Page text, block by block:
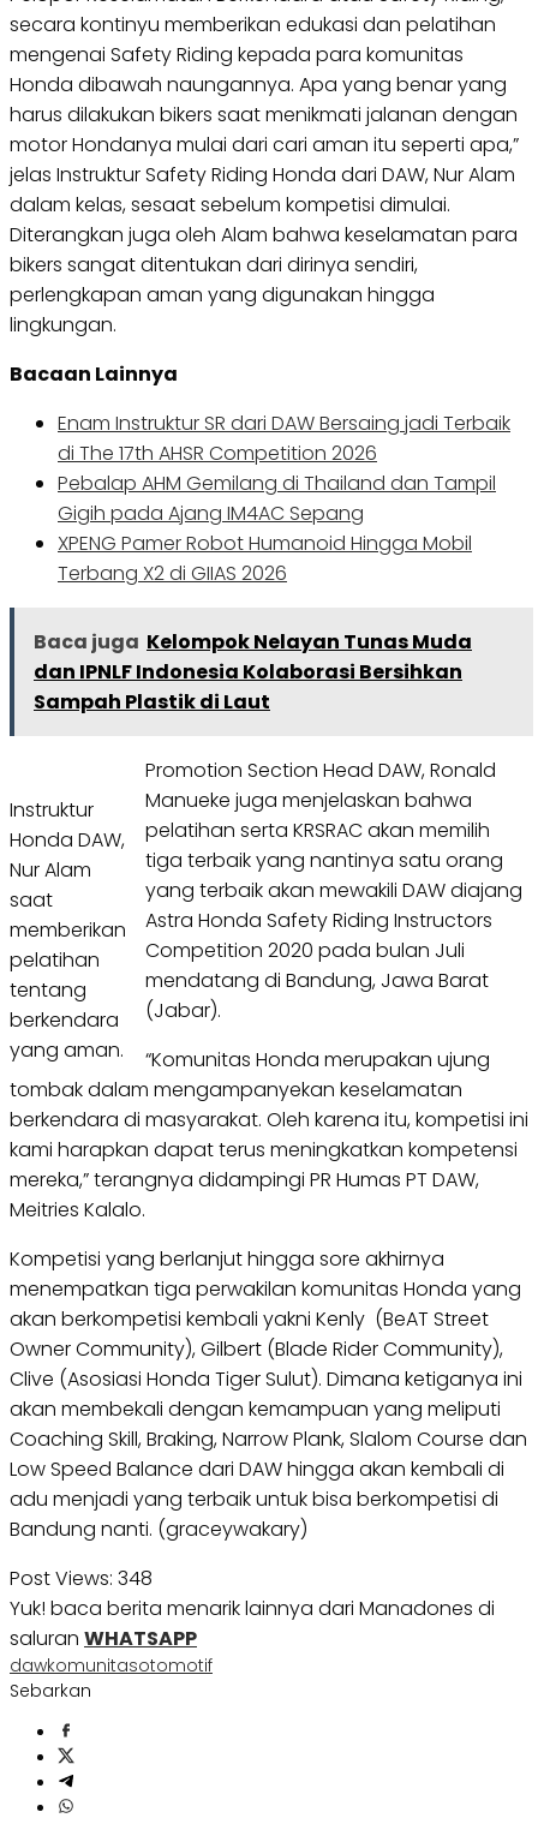
secara kontinyu memberikan edukasi dan pelatihan
mengenai Safety Riding kepada para komunitas
Honda dibawah naungannya. Apa yang benar yang
harus dilakukan bikers saat menikmati jalanan dengan
motor Hondanya mulai dari cari aman itu seperti apa,”
jelas Instruktur Safety Riding Honda dari DAW, Nur Alam
dalam kelas, sesaat sebelum kompetisi dimulai.
Diterangkan juga oleh Alam bahwa keselamatan para
bikers sangat ditentukan dari dirinya sendiri,
perlengkapan aman yang digunakan hingga
lingkungan.
Bacaan Lainnya
Enam Instruktur SR dari DAW Bersaing jadi Terbaik
di The 17th AHSR Competition 2026
Pebalap AHM Gemilang di Thailand dan Tampil
Gigih pada Ajang IM4AC Sepang
XPENG Pamer Robot Humanoid Hingga Mobil
Terbang X2 di GIIAS 2026
Baca juga Kelompok Nelayan Tunas Muda
dan IPNLF Indonesia Kolaborasi Bersihkan
Sampah Plastik di Laut
Instruktur
Honda DAW,
Nur Alam
saat
memberikan
pelatihan
tentang
berkendara
yang aman.
Promotion Section Head DAW, Ronald
Manueke juga menjelaskan bahwa
pelatihan serta KRSRAC akan memilih
tiga terbaik yang nantinya satu orang
yang terbaik akan mewakili DAW diajang
Astra Honda Safety Riding Instructors
Competition 2020 pada bulan Juli
mendatang di Bandung, Jawa Barat
(Jabar).
“Komunitas Honda merupakan ujung
tombak dalam mengampanyekan keselamatan
berkendara di masyarakat. Oleh karena itu, kompetisi ini
kami harapkan dapat terus meningkatkan kompetensi
mereka,” terangnya didampingi PR Humas PT DAW,
Meitries Kalalo.
Kompetisi yang berlanjut hingga sore akhirnya
menempatkan tiga perwakilan komunitas Honda yang
akan berkompetisi kembali yakni Kenly (BeAT Street
Owner Community), Gilbert (Blade Rider Community),
Clive (Asosiasi Honda Tiger Sulut). Dimana ketiganya ini
akan membekali dengan kemampuan yang meliputi
Coaching Skill, Braking, Narrow Plank, Slalom Course dan
Low Speed Balance dari DAW hingga akan kembali di
adu menjadi yang terbaik untuk bisa berkompetisi di
Bandung nanti. (graceywakary)
Post Views: 348
Yuk! baca berita menarik lainnya dari Manadones di
saluran WHATSAPP
dawkomunitasotomotif
Sebarkan